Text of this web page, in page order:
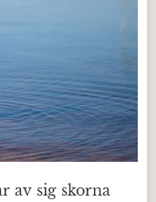
av sig skorna